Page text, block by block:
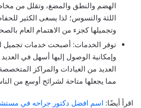
الهضم والنطق والمضغ، وتقلل من
اللثة والتسوس؛ لذا يسعى الكثير
وتجميلها كجزء من الاهتمام العام
توفر الخدمات: أصبحت خدمات تجميل
وإمكانية الوصول إليها أسهل في
العديد من العيادات والمراكز
مما يجعلها متاحة لشرائح أوسع من
اقرأ أيضًا: اسم افضل دكتور جراحه في